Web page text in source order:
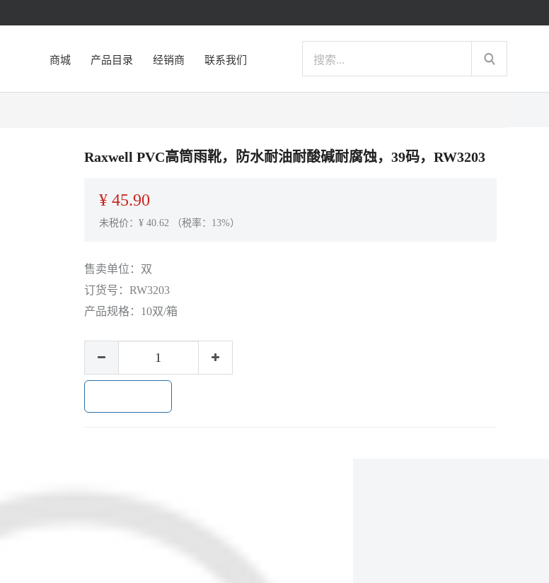
商城 产品目录 经销商 联系我们
Raxwell PVC高筒雨靴，防水耐油耐酸碱耐腐蚀，39码，RW3203
¥ 45.90
未税价：¥ 40.62（税率：13%）
售卖单位： 双
订货号： RW3203
产品规格： 10双/箱